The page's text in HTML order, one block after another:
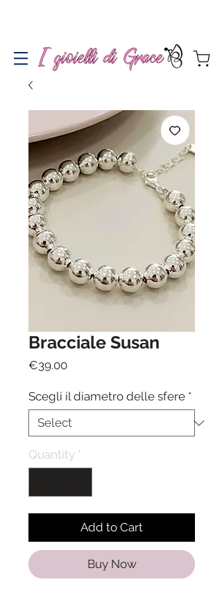
Bracciale Susan
€39.00Price
Scegli il diametro delle sfere *
Quantity *
Add to Cart
Buy Now